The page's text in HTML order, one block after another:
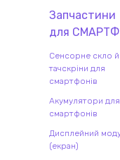
Запчастини
для
Сенсорне скло й
тачскріни для
смартфонів
Акумулятори для
смартфонів
Дисплейний
(екран)